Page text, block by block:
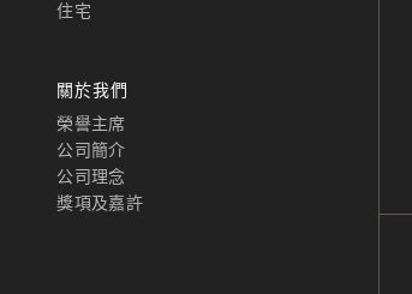
住宅
關於我們
榮譽主席
公司簡介
公司理念
獎項及嘉許